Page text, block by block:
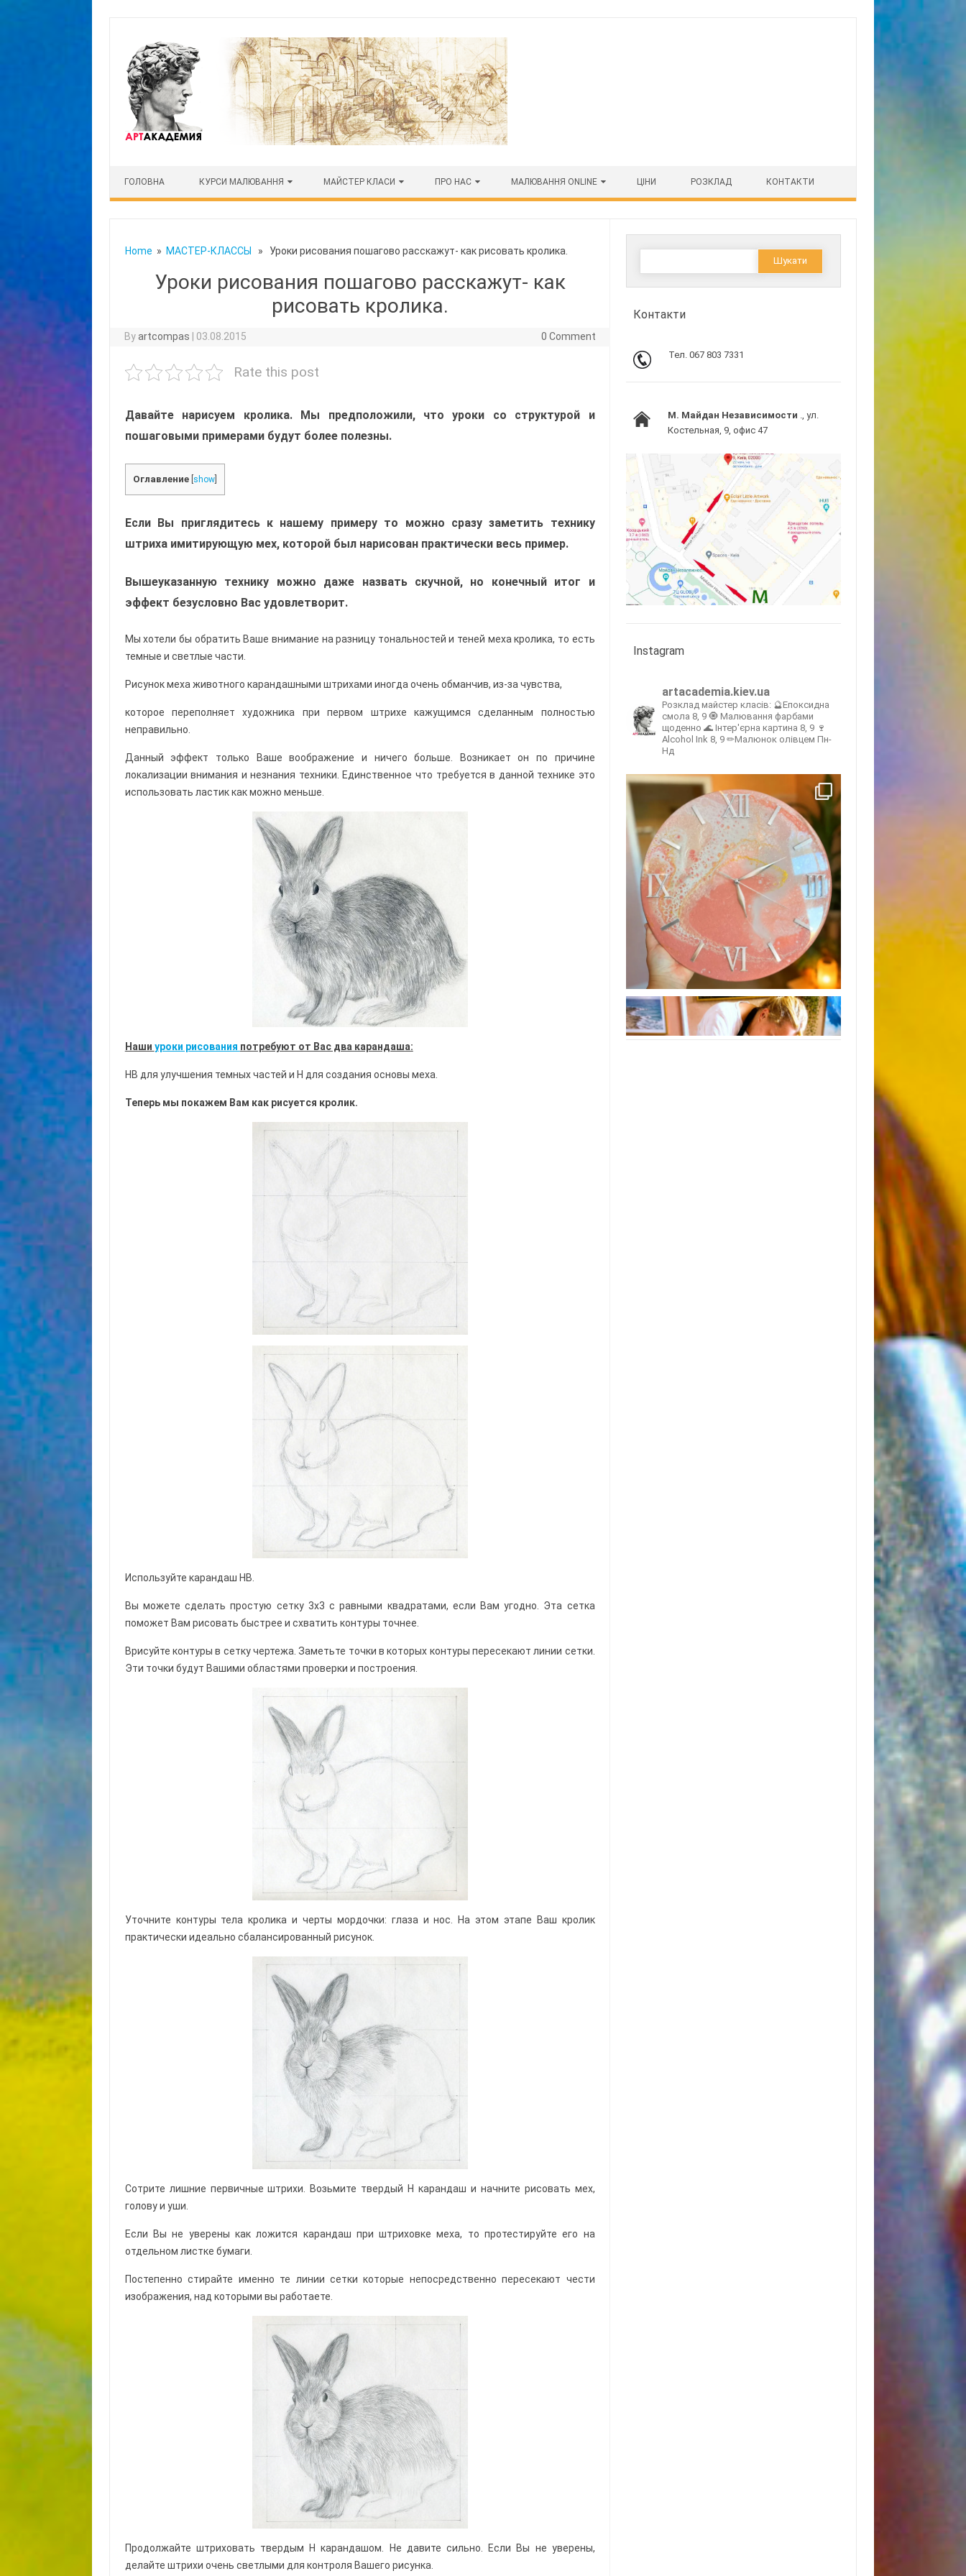
ГОЛОВНА КУРСИ МАЛЮВАННЯ МАЙСТЕР КЛАСИ ПРО НАС МАЛЮВАННЯ ONLINE ЦІНИ РОЗКЛАД КОНТАКТИ
Home » МАСТЕР-КЛАССЫ » Уроки рисования пошагово расскажут- как рисовать кролика.
Уроки рисования пошагово расскажут- как
рисовать кролика.
Byartcompas 03.08.2015 0 Comment
Rate this post
Давайте нарисуем кролика. Мы предположили, что уроки со структурой и
пошаговыми примерами будут более полезны.
Оглавление show]
Если Вы приглядитесь к нашему примеру то можно сразу заметить технику
штриха имитирующую мех, которой был нарисован практически весь пример.
Вышеуказанную технику можно даже назвать скучной, но конечный итог и
эффект безусловно Вас удовлетворит.
Мы хотели бы обратить Ваше внимание на разницу тональностей и теней меха кролика, то есть
темные и светлые части.
Рисунок меха животного карандашными штрихами иногда очень обманчив, из-за чувства,
которое переполняет художника при первом штрихе кажущимся сделанным полностью
неправильно.
Данный эффект только Ваше воображение и ничего больше. Возникает он по причине
локализации внимания и незнания техники. Единственное что требуется в данной технике это
использовать ластик как можно меньше.
Наши уроки рисования потребуют от Вас два карандаша:
НВ для улучшения темных частей и Н для создания основы меха.
Теперь мы покажем Вам как рисуется кролик.
Используйте карандаш НВ.
Вы можете сделать простую сетку 3х3 с равными квадратами, если Вам угодно. Эта сетка
поможет Вам рисовать быстрее и схватить контуры точнее.
Врисуйте контуры в сетку чертежа. Заметьте точки в которых контуры пересекают линии сетки.
Эти точки будут Вашими областями проверки и построения.
Уточните контуры тела кролика и черты мордочки: глаза и нос. На этом этапе Ваш кролик
практически идеально сбалансированный рисунок.
Сотрите лишние первичные штрихи. Возьмите твердый Н карандаш и начните рисовать мех,
голову и уши.
Если Вы не уверены как ложится карандаш при штриховке меха, то протестируйте его на
отдельном листке бумаги.
Постепенно стирайте именно те линии сетки которые непосредственно пересекают чести
изображения, над которыми вы работаете.
Продолжайте штриховать твердым Н карандашом. Не давите сильно. Если Вы не уверены,
делайте штрихи очень светлыми для контроля Вашего рисунка.
Пошук:
Контакти
Тел. 067 803 7331
M. Майдан Независимости
., ул.
Костельная, 9, офис 47
Instagram
artacademia.kiev.ua
Розклад майстер класів: 🔮Епоксидна
смола 8, 9 🧿 Малювання фарбами
щоденно 🌊 Інтер'єрна картина 8, 9 🍷
Alcohol Ink 8, 9 ✏Малюнок олівцем Пн-
Нд